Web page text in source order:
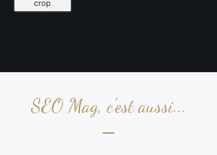
SEO Mag, c'est aussi...